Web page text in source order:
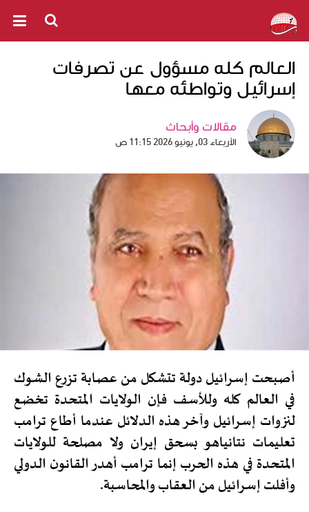
العالم كله مسؤول عن تصرفات
إسرائيل وتواطئه معها
مقالات وأبحاث
الأربعاء 03, يونيو 2026 11:15 ص
أصبحت إسرائيل دولة تتشكل من عصابة تزرع الشوك
في العالم كله وللأسف فإن الولايات المتحدة تخضع
لنزوات إسرائيل وآخر هذه الدلائل عندما أطاع ترامب
تعليمات نتانياهو بسحق إيران ولا مصلحة للولايات
المتحدة في هذه الحرب إنما ترامب أهدر القانون الدولي
وأفلت إسرائيل من العقاب والمحاسبة.